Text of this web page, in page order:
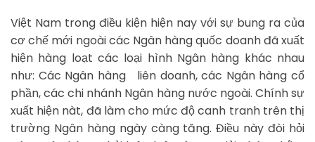
Việt Nam trong điều kiện hiện nay với sự bung ra của
cơ chế mới ngoài các Ngân hàng quốc doanh đã xuất
hiện hàng loạt các loại hình Ngân hàng khác nhau
như: Các Ngân hàng liên doanh, các Ngân hàng cổ
phần, các chi nhánh Ngân hàng nước ngoài. Chính sự
xuất hiện nàt, đã làm cho mức độ canh tranh trên thị
trường Ngân hàng ngày càng tăng. Điều này đòi hỏi